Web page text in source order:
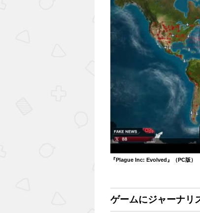
『Plague Inc: Evolved』（PC版）
ゲームにジャーナリ